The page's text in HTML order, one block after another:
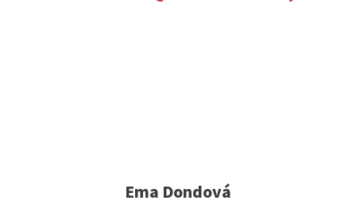
Ema Dondová